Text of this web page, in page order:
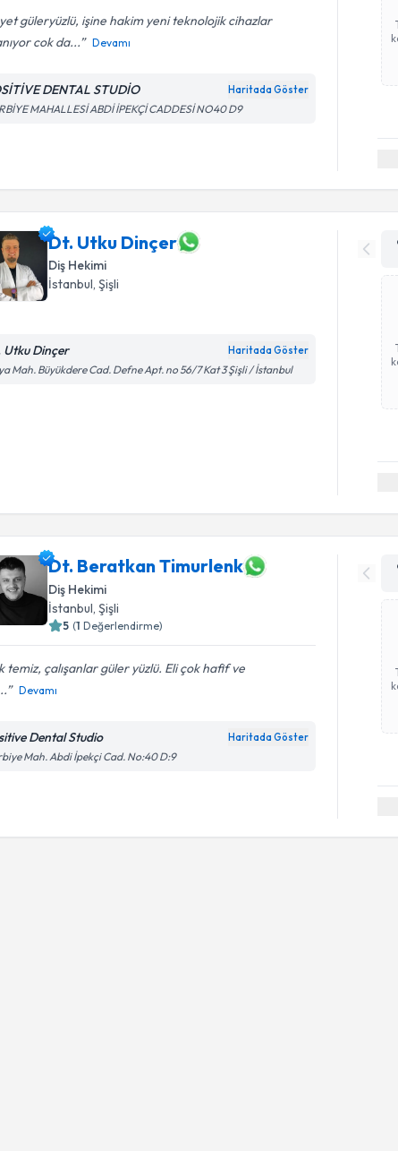
güleryüzlü, işine hakim yeni teknolojik cihazlar
cok da...
Devamı
DENTAL STUDİO Haritada Göster
MAHALLESİ ABDİ İPEKÇİ CADDESİ NO40 D9
Dt. Utku Dinçer
Diş Hekimi
İstanbul, Şişli
Utku Dinçer Haritada Göster
Mah. Büyükdere Cad. Defne Apt. no 56/7 Kat 3 Şişli / İstanbul
Dt. Beratkan Timurlenk
Diş Hekimi
İstanbul , Şişli
5 (1 Değerlendirme)
temiz, çalışanlar güler yüzlü. Eli çok hafif ve
Devamı
Dental Studio Haritada Göster
Mah. Abdi İpekçi Cad. No:40 D:9